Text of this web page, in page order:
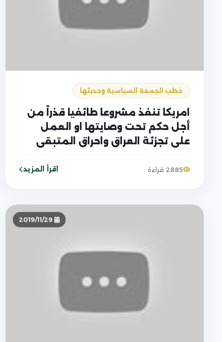
خطب الجمعة السياسية وحديثها
امريكا تنفذ مشروعا طائفيا قذراً من
أجل حكم تحت وصايتها او العمل
على تجزئة العراق واحراق المتبقي
2885 قراءة اقرأ المزيد